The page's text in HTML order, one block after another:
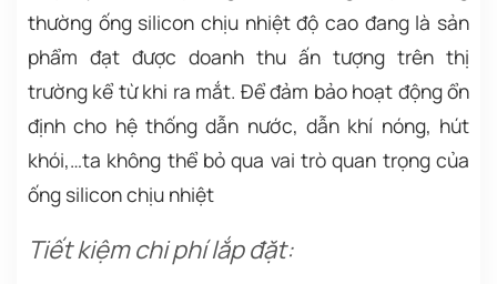
thường ống silicon chịu nhiệt độ cao đang là sản
phẩm đạt được doanh thu ấn tượng trên thị
trường kể từ khi ra mắt. Để đảm bảo hoạt động ổn
định cho hệ thống dẫn nước, dẫn khí nóng, hút
khói,…ta không thể bỏ qua vai trò quan trọng của
ống silicon chịu nhiệt
Tiết kiệm chi phí lắp đặt: